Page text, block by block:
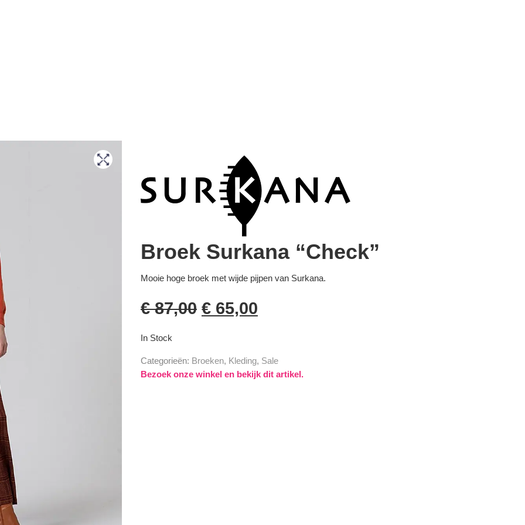
Broek Surkana “Check”
Mooie hoge broek met wijde pijpen van Surkana.
€87,00 € 65,00
In Stock
Categorieën: Broeken, Kleding, Sale
Bezoek onze winkel en bekijk dit artikel.